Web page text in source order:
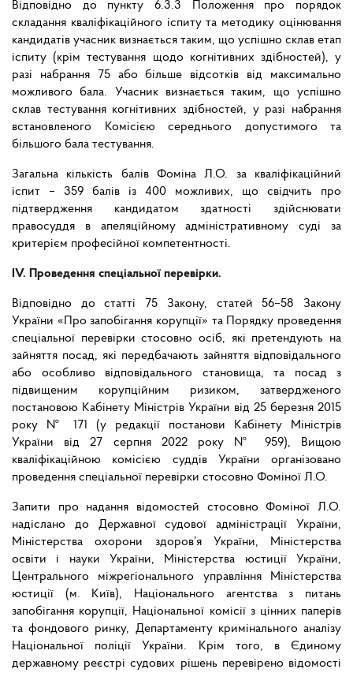
Відповідно до пункту 6.3.3 Положення про порядок
складання кваліфікаційного іспиту та методику оцінювання
кандидатів учасник визнається таким, що успішно склав етап
іспиту (крім тестування щодо когнітивних здібностей), у
разі набрання 75 або більше відсотків від максимально
можливого бала. Учасник визнається таким, що успішно
склав тестування когнітивних здібностей, у разі набрання
встановленого Комісією середнього допустимого та
більшого бала тестування.
Загальна кількість балів Фоміна Л.О. за кваліфікаційний
іспит – 359 балів із 400 можливих, що свідчить про
підтвердження кандидатом здатності здійснювати
правосуддя в апеляційному адміністративному суді за
критерієм професійної компетентності.
ІV. Проведення спеціальної перевірки.
Відповідно до статті 75 Закону, статей 56–58 Закону
України «Про запобігання корупції» та Порядку проведення
спеціальної перевірки стосовно осіб, які претендують на
зайняття посад, які передбачають зайняття відповідального
або особливо відповідального становища, та посад з
підвищеним корупційним ризиком, затвердженого
постановою Кабінету Міністрів України від 25 березня 2015
року № 171 (у редакції постанови Кабінету Міністрів
України від 27 серпня 2022 року № 959), Вищою
кваліфікаційною комісією суддів України організовано
проведення спеціальної перевірки стосовно Фоміної Л.О.
Запити про надання відомостей стосовно Фоміної Л.О.
надіслано до Державної судової адміністрації України,
Міністерства охорони здоров’я України, Міністерства
освіти і науки України, Міністерства юстиції України,
Центрального міжрегіонального управління Міністерства
юстиції (м. Київ), Національного агентства з питань
запобігання корупції, Національної комісії з цінних паперів
та фондового ринку, Департаменту кримінального аналізу
Національної поліції України. Крім того, в Єдиному
державному реєстрі судових рішень перевірено відомості